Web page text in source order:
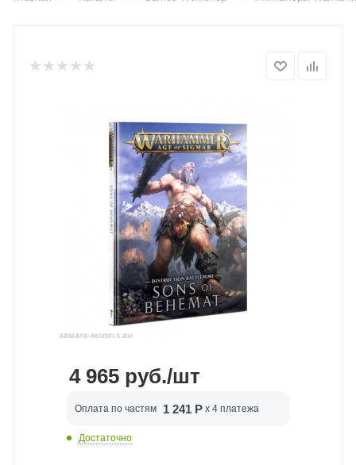
4 965 руб./шт
Оплата по частям 1 241 Р x 4 платежа
Достаточно